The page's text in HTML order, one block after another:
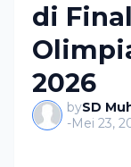
di
2026
bySD
-Mei 23,